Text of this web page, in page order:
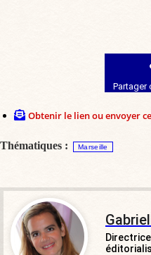
Partager
Obtenir le lien ou envoyer
Thématiques : Marseille